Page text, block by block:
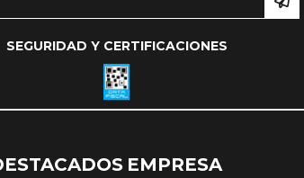
SEGURIDAD Y CERTIFICACIONES
EMPRESA